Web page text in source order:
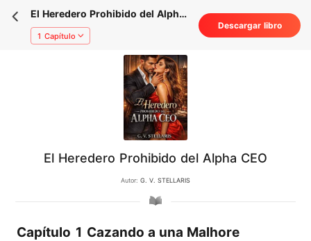
El Heredero Prohibido del Alpha
CEO
1 Capítulo
Descargar libro
El Heredero Prohibido del Alpha CEO
Autor: G. V. STELLARIS
Capítulo 1 Cazando a una Malhore